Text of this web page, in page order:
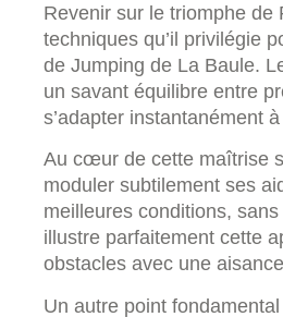
Revenir sur le triomphe de
techniques qu’il privilégie
de Jumping de La Baule.
un savant équilibre entre
s’adapter instantanément
Au cœur de cette maîtrise
moduler subtilement ses
meilleures conditions,
illustre parfaitement cette
obstacles avec une
Un autre point